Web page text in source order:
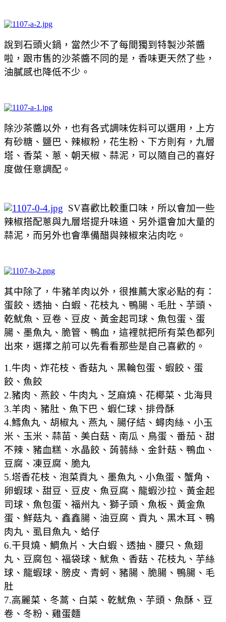
說到石頭火鍋，當然少不了每間獨到特製沙茶醬
啦，跟市售的沙茶醬不同的是，香味更天然了些，
油膩感也降低不少。
除沙茶醬以外，也有各式調味佐料可以選用，上方
有砂糖、鹽巴、辣椒粉，花生粉、下方則有，九層
塔、香菜、蔥、朝天椒、蒜泥，可以隨自己的喜好
度做任意調配。
SV喜歡比較重口味，所以會加一些
辣椒搭配蔥與九層塔提升味道、另外還會加大量的
蒜泥，而另外也會準備醋與辣椒來沾肉吃。
其中除了，牛豬羊肉以外，很推薦大家必點的有：
蛋餃、透抽、白蝦、花枝丸、鴨腸、毛肚、芋頭、
乾魷魚、豆卷、豆皮、黃金起司球、魚包蛋、蛋
腸、墨魚丸、脆管、鴨血，這裡就把所有菜色都列
出來，選擇之前可以先看看那些是自己喜歡的。
1.牛肉、炸花枝、香菇丸、黑輪包蛋、蝦餃、蛋
餃、魚餃
2.豬肉、燕餃、牛肉丸、芝麻燒、花椰菜、北海貝
3.羊肉、豬肚、魚下巴、蝦仁球、排骨酥
4.鱈魚丸、胡椒丸、燕丸、腸仔結、蟳肉絲、小玉
米、玉米、蒜苗、美白菇、南瓜、鳥蛋、番茄、甜
不辣、豬血糕、水晶餃、蒟蒻絲、金針菇、鴨血、
豆腐、凍豆腐、脆丸
5.塔香花枝、泡菜貢丸、墨魚丸、小魚蛋、蟹角、
卵蝦球、甜豆、豆皮、魚豆腐、龍蝦沙拉、黃金起
司球、魚包蛋、福州丸、獅子頭、魚板、黃金魚
蛋、鮮菇丸、鑫鑫腸、油豆腐、貢丸、黑木耳、鴨
肉丸、虱目魚丸、蛤仔
6.干貝燒、鯛魚片、大白蝦、透抽、腰只、魚翅
丸、豆腐包、福袋球、魷魚、香菇、花枝丸、芋絲
球、龍蝦球、膀皮、青蚵、豬腸、脆腸、鴨腸、毛
肚
7.高麗菜、冬蒿、白菜、乾魷魚、芋頭、魚酥、豆
卷、冬粉、雞蛋麵